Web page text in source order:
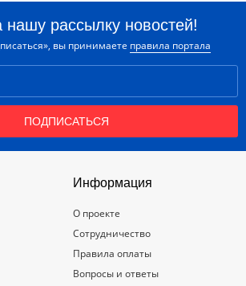
рассылку новостей!
вы принимаете правила портала
ПОДПИСАТЬСЯ
Информация
О проекте
Сотрудничество
Правила оплаты
Вопросы и ответы